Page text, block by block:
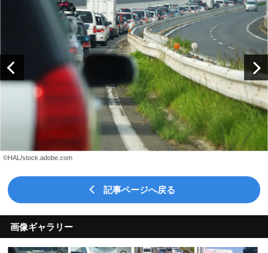
©HAL/stock.adobe.com
記事ページへ戻る
画像ギャラリー